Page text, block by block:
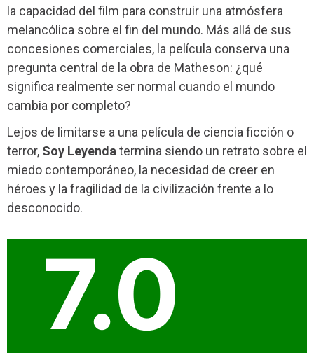
la capacidad del film para construir una atmósfera
melancólica sobre el fin del mundo. Más allá de sus
concesiones comerciales, la película conserva una
pregunta central de la obra de Matheson: ¿qué
significa realmente ser normal cuando el mundo
cambia por completo?
Lejos de limitarse a una película de ciencia ficción o
terror, Soy Leyenda termina siendo un retrato sobre el
miedo contemporáneo, la necesidad de creer en
héroes y la fragilidad de la civilización frente a lo
desconocido.
7.0